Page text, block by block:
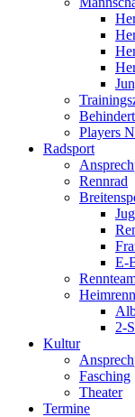
Players
Radsport
Rennrad
E-
2-
Kultur
Fasching
Theater
Termine